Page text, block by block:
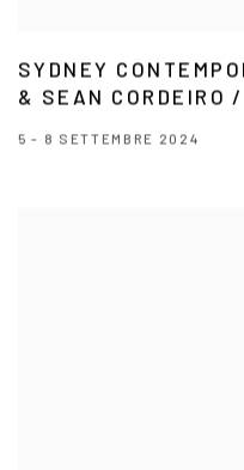
SYDNEY
& SEAN CORDEIRO
5 - 8 SETTEMBRE 2024